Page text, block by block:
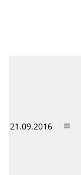
21.09.2016